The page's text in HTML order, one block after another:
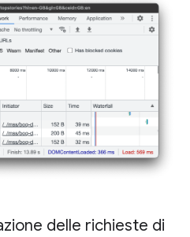
delle richieste di